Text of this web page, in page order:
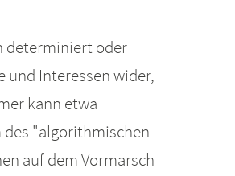
determiniert oder
und Interessen wider,
kann etwa
des "algorithmischen
auf dem Vormarsch